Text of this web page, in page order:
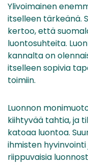
Ylivoimainen
itselleen tärkeänä.
kertoo, että
luontosuhteita.
kannalta on
itselleen sopivia
toimiin.
Luonnon
kiihtyvää tahtia, ja
katoaa luontoa.
ihmisten
riippuvaisia